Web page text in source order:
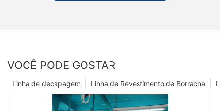
VOCÊ PODE GOSTAR
Linha de Revestimento de Borracha
Linha de decapagem